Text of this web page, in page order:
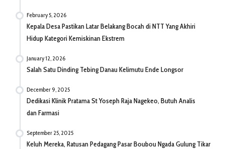
February 5, 2026
Kepala Desa Pastikan Latar Belakang Bocah di NTT Yang Akhiri
Hidup Kategori Kemiskinan Ekstrem
January 12, 2026
Salah Satu Dinding Tebing Danau Kelimutu Ende Longsor
December 9, 2025
Dedikasi Klinik Pratama St Yoseph Raja Nagekeo, Butuh Analis
dan Farmasi
September 25, 2025
Keluh Mereka, Ratusan Pedagang Pasar Boubou Ngada Gulung Tikar